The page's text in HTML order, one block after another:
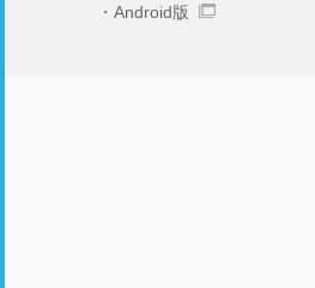
Android版